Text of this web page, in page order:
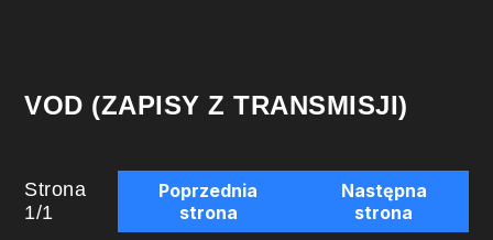
VOD (ZAPISY Z TRANSMISJI)
Strona
1/1
Poprzednia
strona
Następna
strona